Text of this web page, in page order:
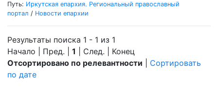
Путь: Иркутская епархия. Региональный православный
портал / Новости епархии
Результаты поиска 1 - 1 из 1
Начало | Пред. | 1 | След. | Конец
Отсортировано по релевантности
Сортировать
по дате